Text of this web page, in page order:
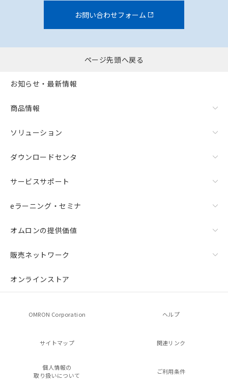
お問い合わせフォーム
ページ先頭へ戻る
お知らせ・最新情報
商品情報
ソリューション
ダウンロードセンタ
サービスサポート
eラーニング・セミナ
オムロンの提供価値
販売ネットワーク
オンラインストア
OMRON Corporation ヘルプ
サイトマップ 関連リンク
個人情報の
取り扱いについて
ご利用条件